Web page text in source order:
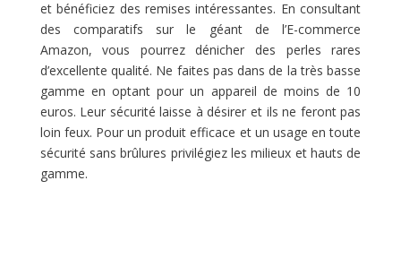
et bénéficiez des remises intéressantes. En consultant
des comparatifs sur le géant de l’E-commerce
Amazon, vous pourrez dénicher des perles rares
d’excellente qualité. Ne faites pas dans de la très basse
gamme en optant pour un appareil de moins de 10
euros. Leur sécurité laisse à désirer et ils ne feront pas
loin feux. Pour un produit efficace et un usage en toute
sécurité sans brûlures privilégiez les milieux et hauts de
gamme.